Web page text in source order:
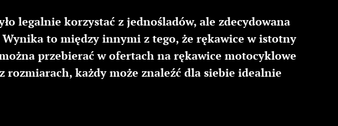
legalnie korzystać z jednośladów, ale zdecydowana
to między innymi z tego, że rękawice w istotny
przebierać w ofertach na rękawice motocyklowe
każdy może znaleźć dla siebie idealnie